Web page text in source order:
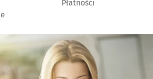
Płatności